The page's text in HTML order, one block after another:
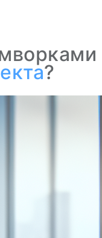
?